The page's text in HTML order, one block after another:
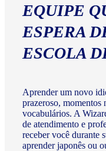
EQUIPE
ESPERA
ESCOLA
Aprender um novo
prazeroso, momentos
vocabulários. A
de atendimento e
receber você durante
aprender japonês ou